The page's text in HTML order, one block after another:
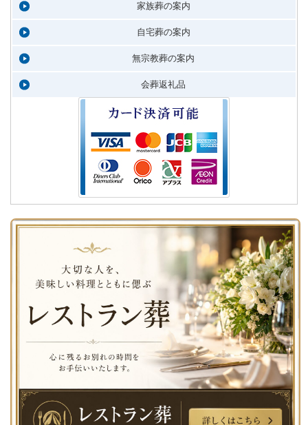
家族葬の案内
自宅葬の案内
無宗教葬の案内
会葬返礼品